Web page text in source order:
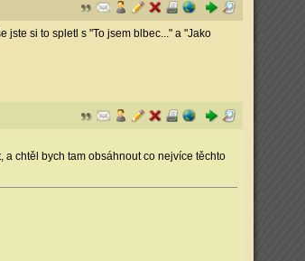
si to spletl s "To jsem blbec..." a "Jako
chtěl bych tam obsáhnout co nejvíce těchto